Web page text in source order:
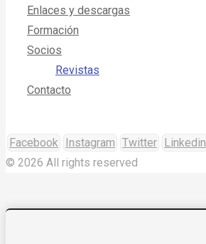
Enlaces y descargas
Formación
Socios
Revistas
Contacto
Facebook Instagram Twitter Linkedin
© 2026 All rights reserved